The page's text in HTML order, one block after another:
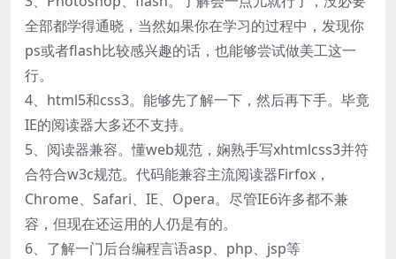
全部都学得通晓，当然如果你在学习的过程中，发现你
ps或者flash比较感兴趣的话，也能够尝试做美工这一
行。
4、html5和css3。能够先了解一下，然后再下手。毕竟
IE的阅读器大多还不支持。
5、阅读器兼容。懂web规范，娴熟手写xhtmlcss3并符
合符合w3c规范。代码能兼容主流阅读器Firfox，
Chrome、Safari、IE、Opera。尽管IE6许多都不兼
容，但现在还运用的人仍是有的。
6、了解一门后台编程言语asp、php、jsp等